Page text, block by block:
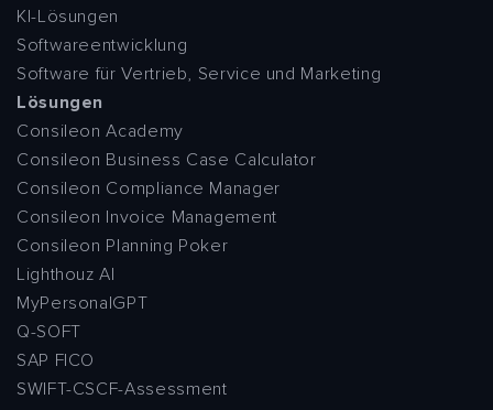
KI-Lösungen
Softwareentwicklung
Software für Vertrieb, Service und Marketing
Lösungen
Consileon Academy
Consileon Business Case Calculator
Consileon Compliance Manager
Consileon Invoice Management
Consileon Planning Poker
Lighthouz AI
MyPersonalGPT
Q-SOFT
SAP FICO
SWIFT-CSCF-Assessment